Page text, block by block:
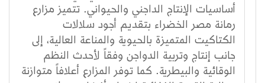
أساسيات الإنتاج الداجني والحيواني. تتميز مزارع
رمانة مصر الخضراء بتقديم أجود سلالات
الكتاكيت المتميزة بالحيوية والمناعة العالية، إلى
جانب إنتاج وتربية الدواجن وفقاً لأحدث النظم
الوقائية والبيطرية. كما توفر المزارع أعلافاً متوازنة